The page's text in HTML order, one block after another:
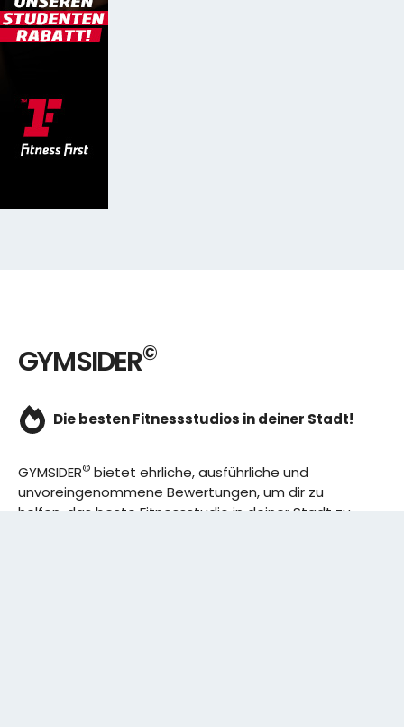
GYMSIDER©
Die besten Fitnessstudios in deiner Stadt!
GYMSIDER© bietet ehrliche, ausführliche und
unvoreingenommene Bewertungen, um dir zu
helfen, das beste Fitnessstudio in deiner Stadt zu